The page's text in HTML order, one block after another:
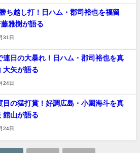
ち越し打！日ハム・郡司裕也を福留
雅樹が語る
31日
連日の大暴れ！日ハム・郡司裕也を真
大矢が語る
24日
目の猛打賞！好調広島・小園海斗を真
館山が語る
24日